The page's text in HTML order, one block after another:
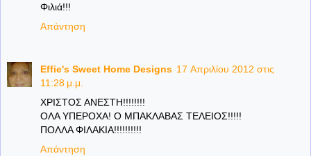
Φιλιά!!!
Απάντηση
Effie's Sweet Home Designs 17 Απριλίου 2012 στις
11:28 μ.μ.
ΧΡΙΣΤΟΣ ΑΝΕΣΤΗ!!!!!!!!
ΟΛΑ ΥΠΕΡΟΧΑ! Ο ΜΠΑΚΛΑΒΑΣ ΤΕΛΕΙΟΣ!!!!!
ΠΟΛΛΑ ΦΙΛΑΚΙΑ!!!!!!!!!!
Απάντηση